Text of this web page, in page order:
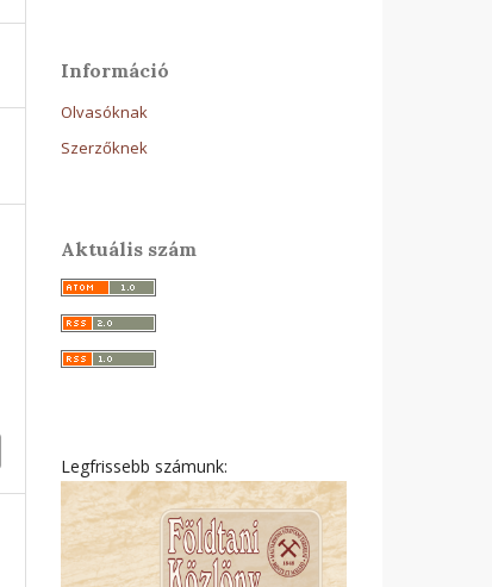
Információ
Olvasóknak
Szerzőknek
Aktuális szám
Legfrissebb számunk: